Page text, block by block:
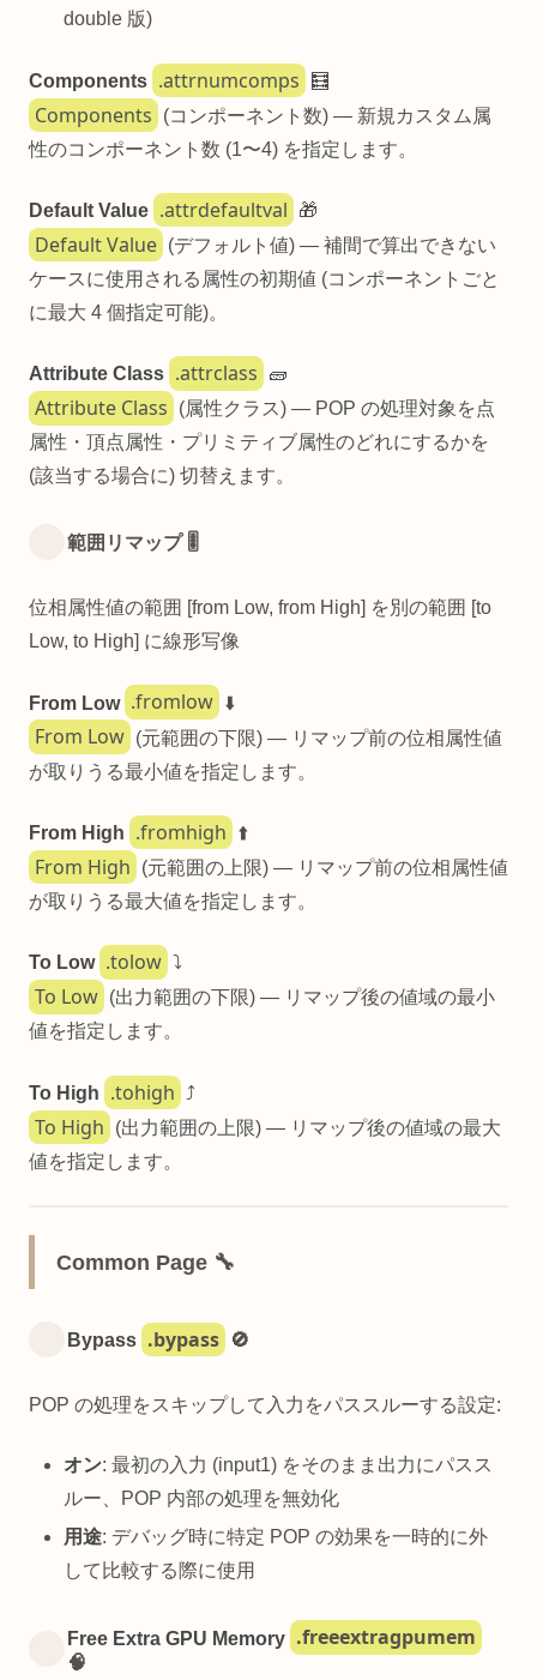
double 版)
Components .attrnumcomps 🧮
Components
(コンポーネント数) — 新規カスタム属
性のコンポーネント数 (1〜4) を指定します。
Default Value .attrdefaultval 🎁
Default Value
(デフォルト値) — 補間で算出できない
ケースに使用される属性の初期値 (コンポーネントごと
に最大 4 個指定可能)。
Attribute Class .attrclass 🧱
Attribute Class
(属性クラス) — POP の処理対象を点
属性・頂点属性・プリミティブ属性のどれにするかを
(該当する場合に) 切替えます。
範囲リマップ 🎚️
位相属性値の範囲 [from Low, from High] を別の範囲 [to
Low, to High] に線形写像
From Low .fromlow ⬇️
From Low
(元範囲の下限) — リマップ前の位相属性値
が取りうる最小値を指定します。
From High .fromhigh ⬆️
From High
(元範囲の上限) — リマップ前の位相属性値
が取りうる最大値を指定します。
To Low .tolow ⤵️
To Low
(出力範囲の下限) — リマップ後の値域の最小
値を指定します。
To High .tohigh ⤴️
To High
(出力範囲の上限) — リマップ後の値域の最大
値を指定します。
Common Page 🔧
Bypass .bypass 🚫
POP の処理をスキップして入力をパススルーする設定:
オン: 最初の入力 (input1) をそのまま出力にパスス
ルー、POP 内部の処理を無効化
用途: デバッグ時に特定 POP の効果を一時的に外
して比較する際に使用
Free Extra GPU Memory .freeextragpumem
🧠